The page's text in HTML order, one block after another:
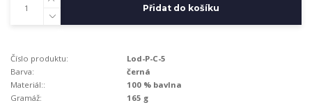
Přidat do košíku
Číslo produktu:
Lod-P-C-5
Barva:
černá
Materiál::
100 % bavlna
Gramáž:
165 g